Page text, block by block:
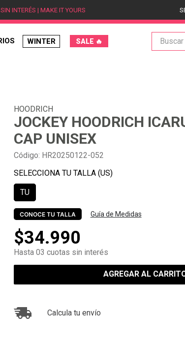
INTERÉS | MAKE IT YOURS
WINTER SALE 🔥
Buscar
HOODRICH
JOCKEY HOODRICH
CAP UNISEX
Código: HR20250122-052
TU
CONOCE TU TALLA Guía de Medidas
$34.990
Hasta 03 cuotas sin interés
AGREGAR AL
Calcula tu envío